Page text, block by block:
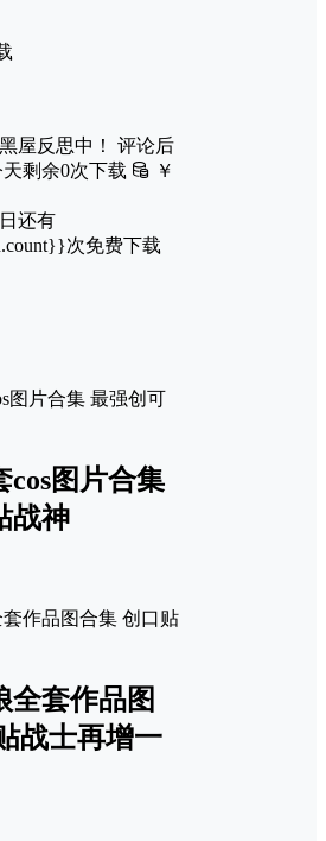
屋反思中！ 评论后
天剩余0次下载
￥
还有
次免费下载
cos图片合集
战神
全套作品图
战士再增一